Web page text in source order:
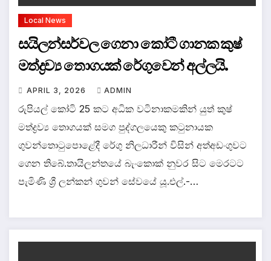
Local News
සයිලන්සර්වල ගෙනා කෝටී ගානක කුෂ්
මත්ද්‍රව්‍ය තොගයක් රේගුවෙන් අල්ලයි.
APRIL 3, 2026 ADMIN
රුපියල් කෝටි 25 කට අධික වටිනාකමකින් යුත් කුෂ්
මත්ද්‍රව්‍ය තොගයක් සමග පුද්ගලයෙකු කටුනායක
ගුවන්තොටුපොළේදී රේගු නිලධාරීන් විසින් අත්අඩංගුවට
ගෙන තිබේ.තායිලන්තයේ බැංකොක් නුවර සිට මෙරටට
පැමිණි ශ්‍රී ලන්කන් ගුවන් සේවයේ යූ.එල්.-…